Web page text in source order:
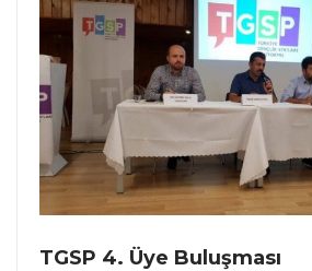
TGSP 4. Üye Buluşması